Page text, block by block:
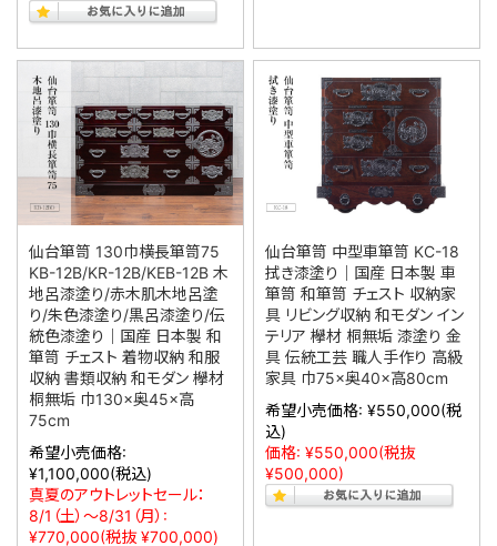
仙台箪笥 130巾横長箪笥75
KB-12B/KR-12B/KEB-12B 木
地呂漆塗り/赤木肌木地呂塗
り/朱色漆塗り/黒呂漆塗り/伝
統色漆塗り｜国産 日本製 和
箪笥 チェスト 着物収納 和服
収納 書類収納 和モダン 欅材
桐無垢 巾130×奥45×高
75cm
希望小売価格:
¥1,100,000(税込)
真夏のアウトレットセール：
8/1（土）～8/31（月）:
¥770,000(税抜 ¥700,000)
仙台箪笥 中型車箪笥 KC-18
拭き漆塗り｜国産 日本製 車
箪笥 和箪笥 チェスト 収納家
具 リビング収納 和モダン イン
テリア 欅材 桐無垢 漆塗り 金
具 伝統工芸 職人手作り 高級
家具 巾75×奥40×高80cm
希望小売価格: ¥550,000(税
込)
価格: ¥550,000(税抜
¥500,000)